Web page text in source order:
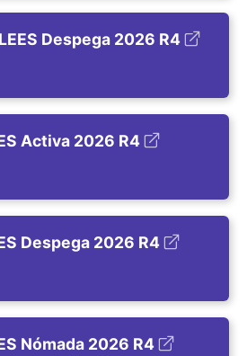
Despega 2026 R4
Activa 2026 R4
Despega 2026 R4
Nómada 2026 R4